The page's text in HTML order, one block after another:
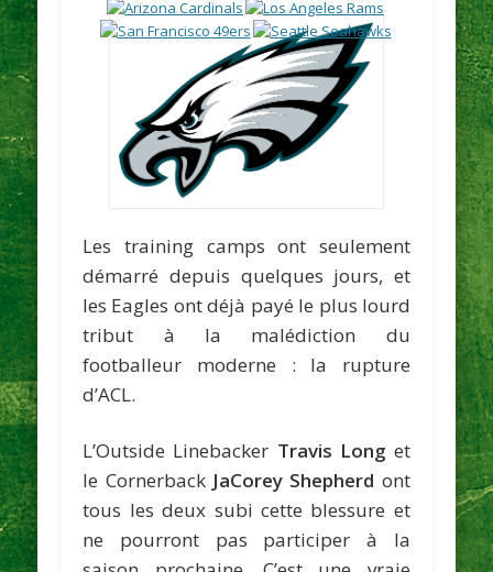
Les training camps ont seulement
démarré depuis quelques jours, et
les Eagles ont déjà payé le plus lourd
tribut à la malédiction du
footballeur moderne : la rupture
d’ACL.
L’Outside Linebacker Travis Long et
le Cornerback JaCorey Shepherd ont
tous les deux subi cette blessure et
ne pourront pas participer à la